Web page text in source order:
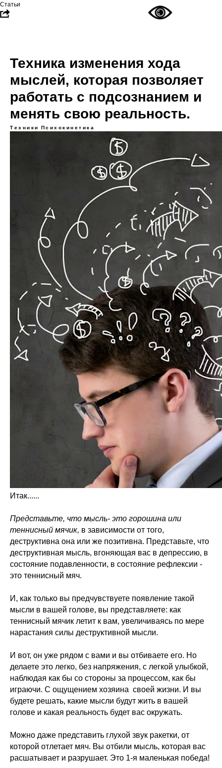
Статьи
Техника изменения хода
мыслей, которая позволяет
работать с подсознанием и
менять свою реальность.
Техники Психокинетика
Итак......
Представьте, что мысль- это горошина или
теннисный мячик, в зависимости от того,
деструктивна она или же позитивна. Представьте, что
деструктивная мысль, вгоняющая вас в депрессию, в
состояние подавленности, в состояние рефлексии -
это теннисный мяч.
И, как только вы предчувствуете появление такой
мысли в вашей голове, вы представляете: как
теннисный мячик летит к вам, увеличиваясь по мере
нарастания силы деструктивной мысли.
И вот, он уже рядом с вами и вы отбиваете его. Но
делаете это легко, без напряжения, с легкой улыбкой,
наблюдая как бы со стороны за процессом, как бы
играючи. С ощущением хозяина своей жизни. И вы
будете решать, какие мысли будут жить в вашей
голове и какая реальность будет вас окружать.
Можно даже представить глухой звук ракетки, от
которой отлетает мяч. Вы отбили мысль, которая вас
расшатывает и разрушает. Это 1-я маленькая победа!